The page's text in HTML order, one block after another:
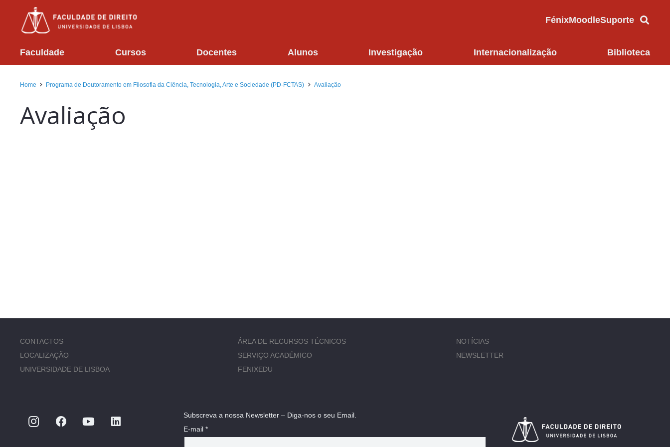
FénixMoodleSuporte
Faculdade Cursos Docentes Alunos Investigação Internacionalização Biblioteca
Home Programa de Doutoramento em Filosofia da Ciência, Tecnologia, Arte e Sociedade (PD-FCTAS) Avaliação
Avaliação
CONTACTOS
LOCALIZAÇÃO
UNIVERSIDADE DE LISBOA
ÁREA DE RECURSOS TÉCNICOS
SERVIÇO ACADÉMICO
FENIXEDU
NOTÍCIAS
NEWSLETTER
Subscreva a nossa Newsletter – Diga-nos o seu Email.
E-mail *